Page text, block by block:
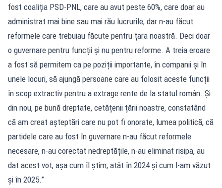
fost coaliția PSD-PNL, care au avut peste 60%, care doar au
administrat mai bine sau mai rău lucrurile, dar n-au făcut
reformele care trebuiau făcute pentru țara noastră. Deci doar
o guvernare pentru funcții și nu pentru reforme. A treia eroare
a fost să permitem ca pe poziții importante, în companii și în
unele locuri, să ajungă persoane care au folosit aceste funcții
în scop extractiv pentru a extrage rente de la statul român. Și
din nou, pe bună dreptate, cetățenii țării noastre, constatând
că am creat așteptări care nu pot fi onorate, lumea politică, că
partidele care au fost în guvernare n-au făcut reformele
necesare, n-au corectat nedreptățile, n-au eliminat risipa, au
dat acest vot, așa cum îl știm, atât în 2024 și cum l-am văzut
și în 2025.”